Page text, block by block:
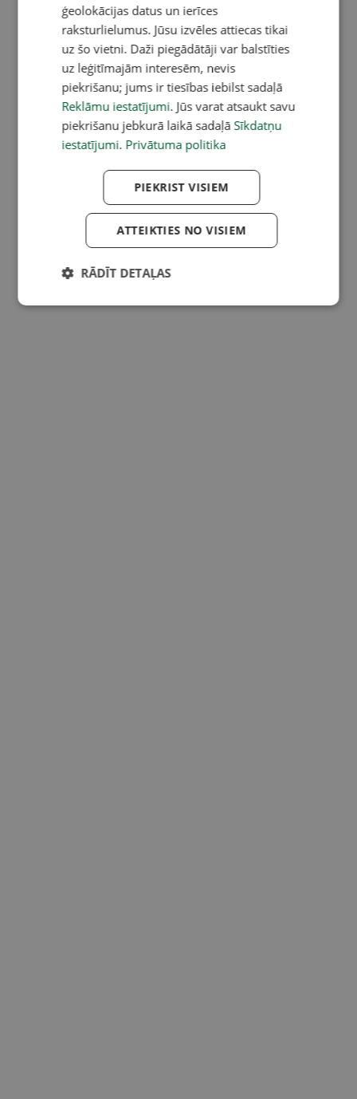
ģeolokācijas datus un ierīces
raksturlielumus. Jūsu izvēles attiecas tikai
uz šo vietni. Daži piegādātāji var balstīties
uz leģitīmajām interesēm, nevis
piekrišanu; jums ir tiesības iebilst sadaļā
Reklāmu iestatījumi. Jūs varat atsaukt savu
piekrišanu jebkurā laikā sadaļā Sīkdatņu
iestatījumi. Privātuma politika
PIEKRIST VISIEM
ATTEIKTIES NO VISIEM
RĀDĪT DETAĻAS